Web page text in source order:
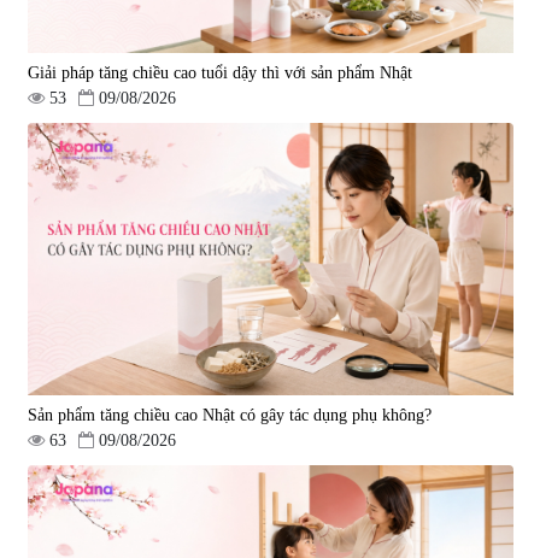
Giải pháp tăng chiều cao tuổi dậy thì với sản phẩm Nhật
53
09/08/2026
Sản phẩm tăng chiều cao Nhật có gây tác dụng phụ không?
63
09/08/2026